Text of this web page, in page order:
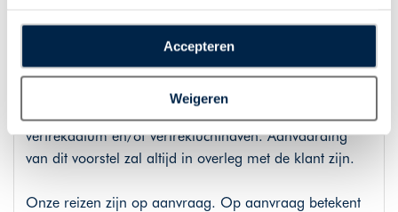
plaatsen van alle hierboven beschreven cookies en
technologieën, waarmee persoonlijke gegevens kunnen
worden verzameld. Indien u kiest voor “Weigeren”
plaatsen wij enkel functionele cookies, en zal er geen
sprake zijn van gepersonaliseerde content.
Accepteren
Weigeren
luchtvaartmaatschappijen. Het kan helaas soms
voorkomen dat vluchttarieven plotseling enorm stijgen
na de laatst gedane prijsupdate. Hier heeft de
touroperator geen invloed op. In dit geval kan Style in
vertrekdatum en/of vertrekluchthaven. Aanvaarding
van dit voorstel zal altijd in overleg met de klant zijn.
Onze reizen zijn op aanvraag. Op aanvraag betekent